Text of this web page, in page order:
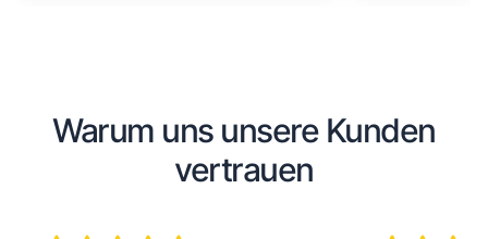
Warum uns unsere Kunden
vertrauen